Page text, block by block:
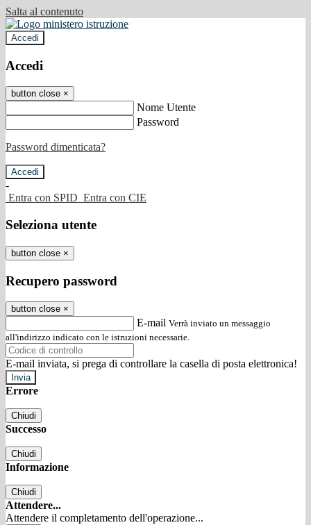
Salta al contenuto
Accedi
Accedi
button close ×
Nome Utente
Password
Password dimenticata?
-
Entra con SPID Entra con CIE
Seleziona utente
button close ×
Recupero password
button close ×
E-mail Verrà inviato un messaggio
all'indirizzo indicato con le istruzioni necessarie.
E-mail inviata, si prega di controllare la casella di posta elettronica!
Errore
Chiudi
Successo
Chiudi
Informazione
Chiudi
Attendere...
Attendere il completamento dell'operazione...